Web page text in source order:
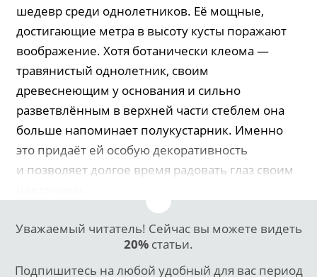
шедевр среди однолетников. Её мощные,
достигающие метра в высоту кусты поражают
воображение. Хотя ботанически клеома —
травянистый однолетник, своим
древеснеющим у основания и сильно
разветвлённым в верхней части стеблем она
больше напоминает полукустарник. Именно
это придаёт ей особую декоративность
и позволяет долгое время радовать глаз своим
Уважаемый читатель! Сейчас вы можете видеть
20% статьи.
Подпишитесь на любой удобный для вас период